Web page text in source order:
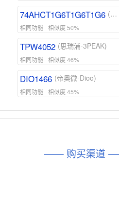
74AHCT1G6T1G6T1G6 (安世-Nexperia)
相同功能 相似度 50%
TPW4052 (思瑞浦-3PEAK)
相同功能 相似度 46%
DIO1466 (帝奥微-Dioo)
相同功能 相似度 45%
DIO1159 (帝奥微-Dioo)
相似度 44%
—— 购买渠道